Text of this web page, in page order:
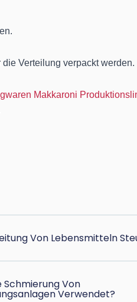
Verteilung verpackt werden.
Makkaroni
Von Lebensmitteln
Schmierung Von
Verwendet?